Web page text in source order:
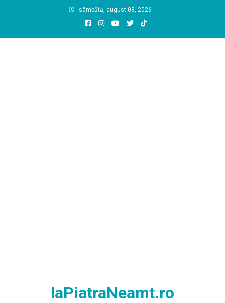
sâmbătă, august 08, 2026
laPiatraNeamt.ro